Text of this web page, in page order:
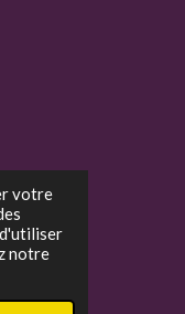
votre
notre